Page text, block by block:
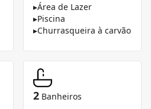
▸Área de Lazer
▸Piscina
▸Churrasqueira à carvão
2 Banheiros